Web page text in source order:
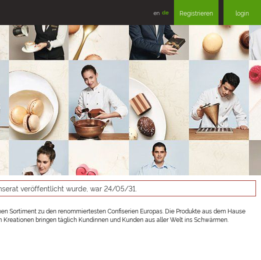
en de Registrieren login
veröffentlicht wurde, war 24/05/31.
Sortiment zu den renommiertesten Confiserien Europas. Die Produkte aus dem Hause
bringen täglich Kundinnen und Kunden aus aller Welt ins Schwärmen.